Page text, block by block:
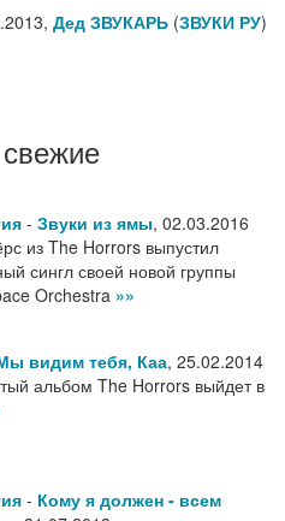
Дед ЗВУКАРЬ (ЗВУКИ РУ)
- Звуки из ямы, 02.03.2016
из The Horrors выпустил
сингл своей новой группы
Orchestra »»
видим тебя, Каа, 25.02.2014
альбом The Horrors выйдет в
- Кому я должен - всем